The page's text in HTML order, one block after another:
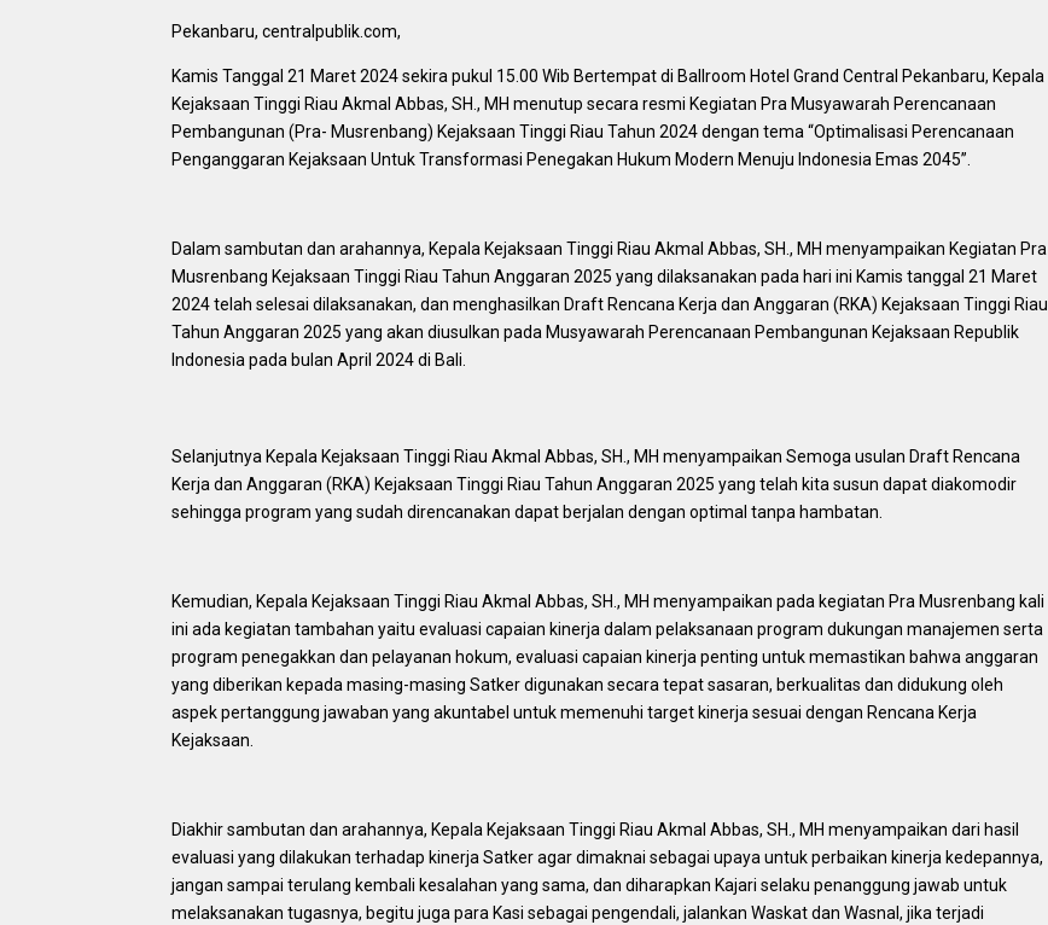
Pekanbaru, centralpublik.com,
Kamis Tanggal 21 Maret 2024 sekira pukul 15.00 Wib Bertempat di Ballroom Hotel Grand Central Pekanbaru, Kepala
Kejaksaan Tinggi Riau Akmal Abbas, SH., MH menutup secara resmi Kegiatan Pra Musyawarah Perencanaan
Pembangunan (Pra- Musrenbang) Kejaksaan Tinggi Riau Tahun 2024 dengan tema “Optimalisasi Perencanaan
Penganggaran Kejaksaan Untuk Transformasi Penegakan Hukum Modern Menuju Indonesia Emas 2045”.
Dalam sambutan dan arahannya, Kepala Kejaksaan Tinggi Riau Akmal Abbas, SH., MH menyampaikan Kegiatan Pra
Musrenbang Kejaksaan Tinggi Riau Tahun Anggaran 2025 yang dilaksanakan pada hari ini Kamis tanggal 21 Maret
2024 telah selesai dilaksanakan, dan menghasilkan Draft Rencana Kerja dan Anggaran (RKA) Kejaksaan Tinggi Riau
Tahun Anggaran 2025 yang akan diusulkan pada Musyawarah Perencanaan Pembangunan Kejaksaan Republik
Indonesia pada bulan April 2024 di Bali.
Selanjutnya Kepala Kejaksaan Tinggi Riau Akmal Abbas, SH., MH menyampaikan Semoga usulan Draft Rencana
Kerja dan Anggaran (RKA) Kejaksaan Tinggi Riau Tahun Anggaran 2025 yang telah kita susun dapat diakomodir
sehingga program yang sudah direncanakan dapat berjalan dengan optimal tanpa hambatan.
Kemudian, Kepala Kejaksaan Tinggi Riau Akmal Abbas, SH., MH menyampaikan pada kegiatan Pra Musrenbang kali
ini ada kegiatan tambahan yaitu evaluasi capaian kinerja dalam pelaksanaan program dukungan manajemen serta
program penegakkan dan pelayanan hokum, evaluasi capaian kinerja penting untuk memastikan bahwa anggaran
yang diberikan kepada masing-masing Satker digunakan secara tepat sasaran, berkualitas dan didukung oleh
aspek pertanggung jawaban yang akuntabel untuk memenuhi target kinerja sesuai dengan Rencana Kerja
Kejaksaan.
Diakhir sambutan dan arahannya, Kepala Kejaksaan Tinggi Riau Akmal Abbas, SH., MH menyampaikan dari hasil
evaluasi yang dilakukan terhadap kinerja Satker agar dimaknai sebagai upaya untuk perbaikan kinerja kedepannya,
jangan sampai terulang kembali kesalahan yang sama, dan diharapkan Kajari selaku penanggung jawab untuk
melaksanakan tugasnya, begitu juga para Kasi sebagai pengendali, jalankan Waskat dan Wasnal, jika terjadi